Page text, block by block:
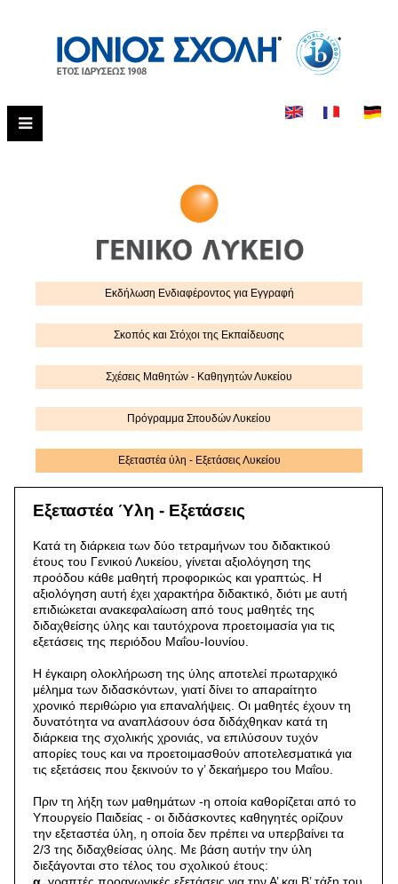
Εκδήλωση Eνδιαφέροντος για Εγγραφή
Σκοπός και Στόχοι της Εκπαίδευσης
Σχέσεις Μαθητών - Καθηγητών Λυκείου
Πρόγραμμα Σπουδών Λυκείου
Εξεταστέα ύλη - Εξετάσεις Λυκείου
Εξεταστέα Ύλη - Εξετάσεις
Κατά τη διάρκεια των δύο τετραμήνων του διδακτικού
έτους του Γενικού Λυκείου, γίνεται αξιολόγηση της
προόδου κάθε μαθητή προφορικώς και γραπτώς. Η
αξιολόγηση αυτή έχει χαρακτήρα διδακτικό, διότι με αυτή
επιδιώκεται ανακεφαλαίωση από τους μαθητές της
διδαχθείσης ύλης και ταυτόχρονα προετοιμασία για τις
εξετάσεις της περιόδου Μαΐου-Ιουνίου.
Η έγκαιρη ολοκλήρωση της ύλης αποτελεί πρωταρχικό
μέλημα των διδασκόντων, γιατί δίνει το απαραίτητο
χρονικό περιθώριο για επαναλήψεις. Οι μαθητές έχουν τη
δυνατότητα να αναπλάσουν όσα διδάχθηκαν κατά τη
διάρκεια της σχολικής χρονιάς, να επιλύσουν τυχόν
απορίες τους και να προετοιμασθούν αποτελεσματικά για
τις εξετάσεις που ξεκινούν το γ’ δεκαήμερο του Μαΐου.
Πριν τη λήξη των μαθημάτων -η οποία καθορίζεται από το
Υπουργείο Παιδείας - οι διδάσκοντες καθηγητές ορίζουν
την εξεταστέα ύλη, η οποία δεν πρέπει να υπερβαίνει τα
2/3 της διδαχθείσας ύλης. Με βάση αυτήν την ύλη
διεξάγονται στο τέλος του σχολικού έτους:
α. γραπτές προαγωγικές εξετάσεις για την Α’ και Β’ τάξη του